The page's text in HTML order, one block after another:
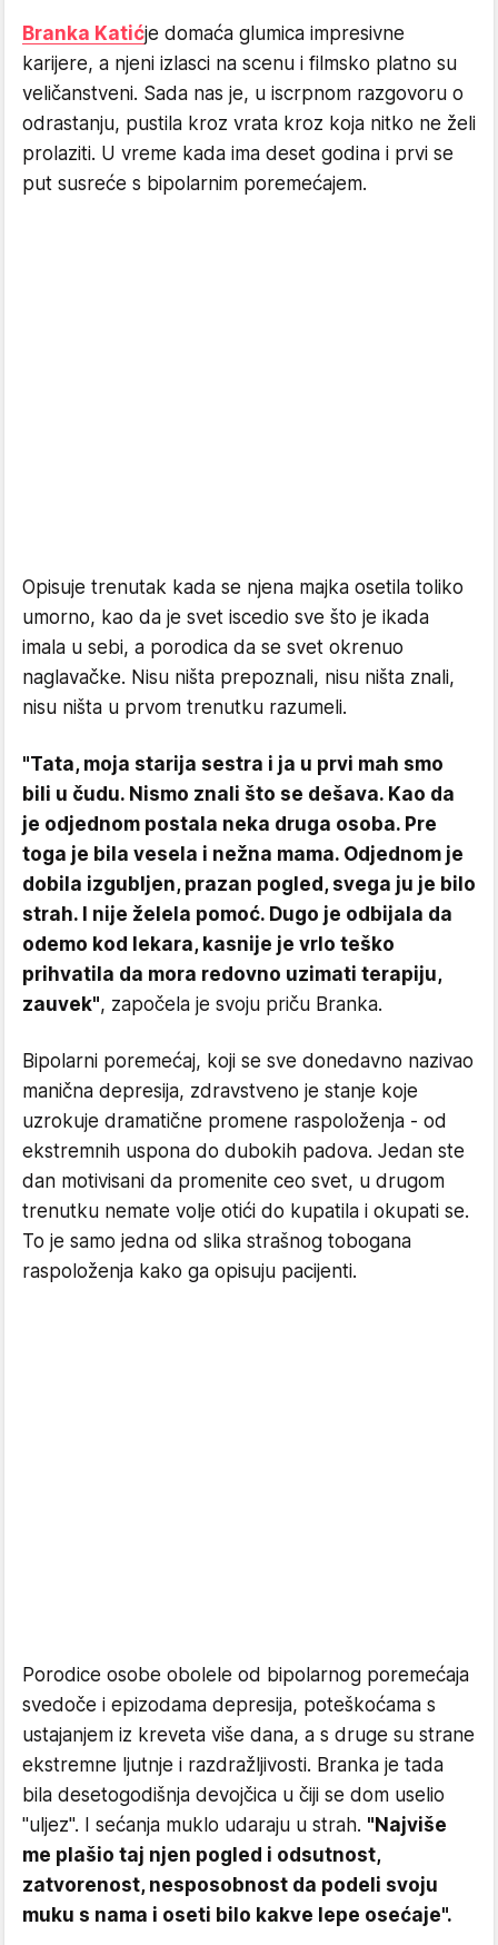
Branka Katićje domaća glumica impresivne
karijere, a njeni izlasci na scenu i filmsko platno su
veličanstveni. Sada nas je, u iscrpnom razgovoru o
odrastanju, pustila kroz vrata kroz koja nitko ne želi
prolaziti. U vreme kada ima deset godina i prvi se
put susreće s bipolarnim poremećajem.
Opisuje trenutak kada se njena majka osetila toliko
umorno, kao da je svet iscedio sve što je ikada
imala u sebi, a porodica da se svet okrenuo
naglavačke. Nisu ništa prepoznali, nisu ništa znali,
nisu ništa u prvom trenutku razumeli.
"Tata, moja starija sestra i ja u prvi mah smo
bili u čudu. Nismo znali što se dešava. Kao da
je odjednom postala neka druga osoba. Pre
toga je bila vesela i nežna mama. Odjednom je
dobila izgubljen, prazan pogled, svega ju je bilo
strah. I nije želela pomoć. Dugo je odbijala da
odemo kod lekara, kasnije je vrlo teško
prihvatila da mora redovno uzimati terapiju,
zauvek", započela je svoju priču Branka.
Bipolarni poremećaj, koji se sve donedavno nazivao
manična depresija, zdravstveno je stanje koje
uzrokuje dramatične promene raspoloženja - od
ekstremnih uspona do dubokih padova. Jedan ste
dan motivisani da promenite ceo svet, u drugom
trenutku nemate volje otići do kupatila i okupati se.
To je samo jedna od slika strašnog tobogana
raspoloženja kako ga opisuju pacijenti.
Porodice osobe obolele od bipolarnog poremećaja
svedoče i epizodama depresija, poteškoćama s
ustajanjem iz kreveta više dana, a s druge su strane
ekstremne ljutnje i razdražljivosti. Branka je tada
bila desetogodišnja devojčica u čiji se dom uselio
"uljez". I sećanja muklo udaraju u strah. "Najviše
me plašio taj njen pogled i odsutnost,
zatvorenost, nesposobnost da podeli svoju
muku s nama i oseti bilo kakve lepe osećaje".